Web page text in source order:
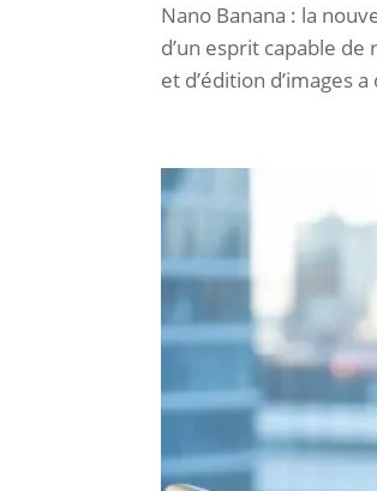
Nano Banana : la
d’un esprit capable
et d’édition d’images